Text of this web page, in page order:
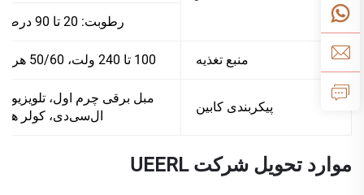
رطوبت: 20 تا 90 درصد
منبع تغذیه 100 تا 240 ولت، 50/60 هرتز
پیکربندی کابین
مبل برقی چرم اول، تلویزیون
ال‌سی‌دی، کولر هوا
موارد تحویل شرکت UEERL